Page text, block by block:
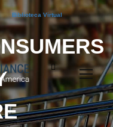
Biblioteca Virtual